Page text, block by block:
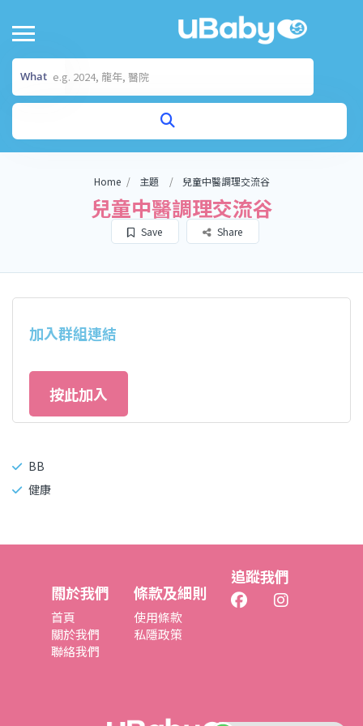
What
Home 主題 兒童️中醫調理交流谷
兒童️中醫調理交流谷
Save Share
加入群組連結
按此加入
BB
健康
關於我們
首頁
關於我們
聯絡我們
條款及細則
使用條款
私隱政策
追蹤我們